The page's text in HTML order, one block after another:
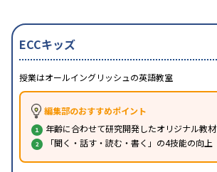
ECCキッズ
授業はオールイングリッシュの英語教室
編集部のおすすめポイント
年齢に合わせて研究開発したオリジナル教材
「聞く・話す・読む・書く」の4技能の向上